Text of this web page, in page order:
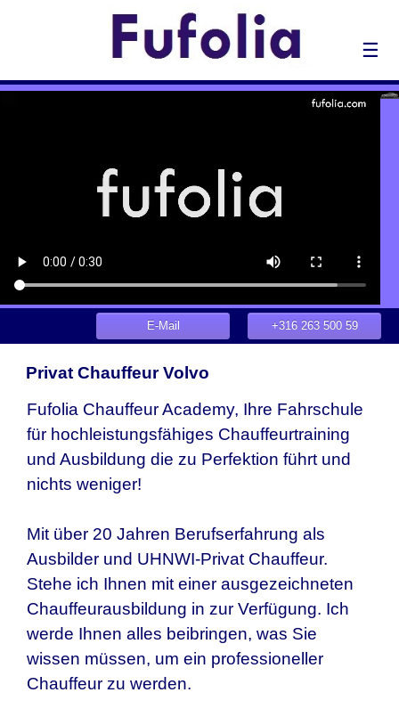
☰
+316 263 500 59
E-Mail
Privat Chauffeur Volvo
Fufolia Chauffeur Academy, Ihre Fahrschule
für hochleistungsfähiges Chauffeurtraining
und Ausbildung die zu Perfektion führt und
nichts weniger!
Mit über 20 Jahren Berufserfahrung als
Ausbilder und UHNWI-Privat Chauffeur.
Stehe ich Ihnen mit einer ausgezeichneten
Chauffeurausbildung in zur Verfügung. Ich
werde Ihnen alles beibringen, was Sie
wissen müssen, um ein professioneller
Chauffeur zu werden.